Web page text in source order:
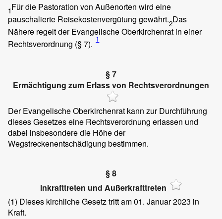
1Für die Pastoration von Außenorten wird eine
pauschalierte Reisekostenvergütung gewährt.2Das
Nähere regelt der Evangelische Oberkirchenrat in einer
Rechtsverordnung (§ 7). 1
§ 7
Ermächtigung zum Erlass von Rechtsverordnungen
Der Evangelische Oberkirchenrat kann zur Durchführung
dieses Gesetzes eine Rechtsverordnung erlassen und
dabei insbesondere die Höhe der
Wegstreckenentschädigung bestimmen.
§ 8
Inkrafttreten und Außerkrafttreten
(1) Dieses kirchliche Gesetz tritt am 01. Januar 2023 in
Kraft.